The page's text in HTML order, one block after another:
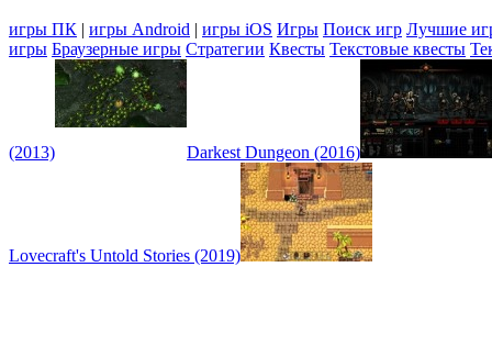
игры ПК | игры Android | игры iOS Игры Поиск игр Лучшие
игры Браузерные игры Стратегии Квесты Текстовые квесты
(2013) Darkest Dungeon (2016)
Lovecraft's Untold Stories (2019)